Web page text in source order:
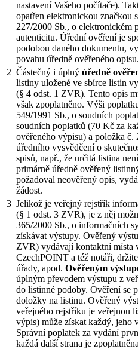
nastavení Vašeho počítače).
opatřen elektronickou značkou
227/2000 Sb., o elektronickém
autenticitu. Úřední ověření je
podobou daného dokumentu,
povahu úředně ověřeného opisu.
2 Částečný i úplný úředně
listiny uložené ve sbírce listin
(§ 4 odst. 1 ZVR). Tento opis
však zpoplatněno. Výši
549/1991 Sb., o soudních
soudních poplatků (70 Kč za
ověřeného výpisu) a položka
úředního vysvědčení o
spisů, např., že určitá listina
primárně úředně ověřený
požadoval neověřený opis,
žádost.
3 Jelikož je veřejný rejstřík
(§ 1 odst. 3 ZVR), je z něj
365/2000 Sb., o informačních
získávat výstupy. Ověřený
ZVR) vydávají kontaktní místa
CzechPOINT a též notáři,
úřady, apod. Ověřeným
úplným převodem výstupu z
do listinné podoby. Ověření se
doložky na listinu. Ověřený
veřejného rejstříku je veřejnou
výpis) může získat každý, jeho
Správní poplatek za vydání
každá další strana je